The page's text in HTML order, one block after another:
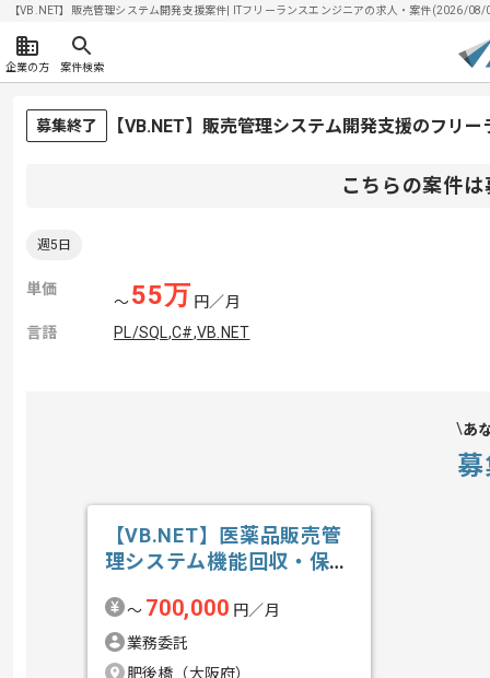
【VB.NET】販売管理システム開発支援案件| ITフリーランスエンジニアの求人・案件(2026/
企業の方 案件検索
募集終了 【VB.NET】販売管理システム開発支援のフリ
こちらの案件
週5日
単価
〜55万 円／月
言語
PL/SQL ,C#,VB.NET
あ
【VB.NET】医薬品販売管
理システム機能回収・保守
〜 700,000 円／月
業務委託
肥後橋（大阪府）